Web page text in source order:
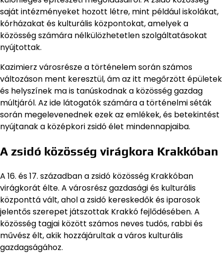
saját intézményeket hozott létre, mint például iskolákat,
kórházakat és kulturális központokat, amelyek a
közösség számára nélkülözhetetlen szolgáltatásokat
nyújtottak.
Kazimierz városrésze a történelem során számos
változáson ment keresztül, ám az itt megőrzött épületek
és helyszínek ma is tanúskodnak a közösség gazdag
múltjáról. Az ide látogatók számára a történelmi séták
során megelevenednek ezek az emlékek, és betekintést
nyújtanak a középkori zsidó élet mindennapjaiba.
A zsidó közösség virágkora Krakkóban
A 16. és 17. században a zsidó közösség Krakkóban
virágkorát élte. A városrész gazdasági és kulturális
központtá vált, ahol a zsidó kereskedők és iparosok
jelentős szerepet játszottak Krakkó fejlődésében. A
közösség tagjai között számos neves tudós, rabbi és
művész élt, akik hozzájárultak a város kulturális
gazdagságához.